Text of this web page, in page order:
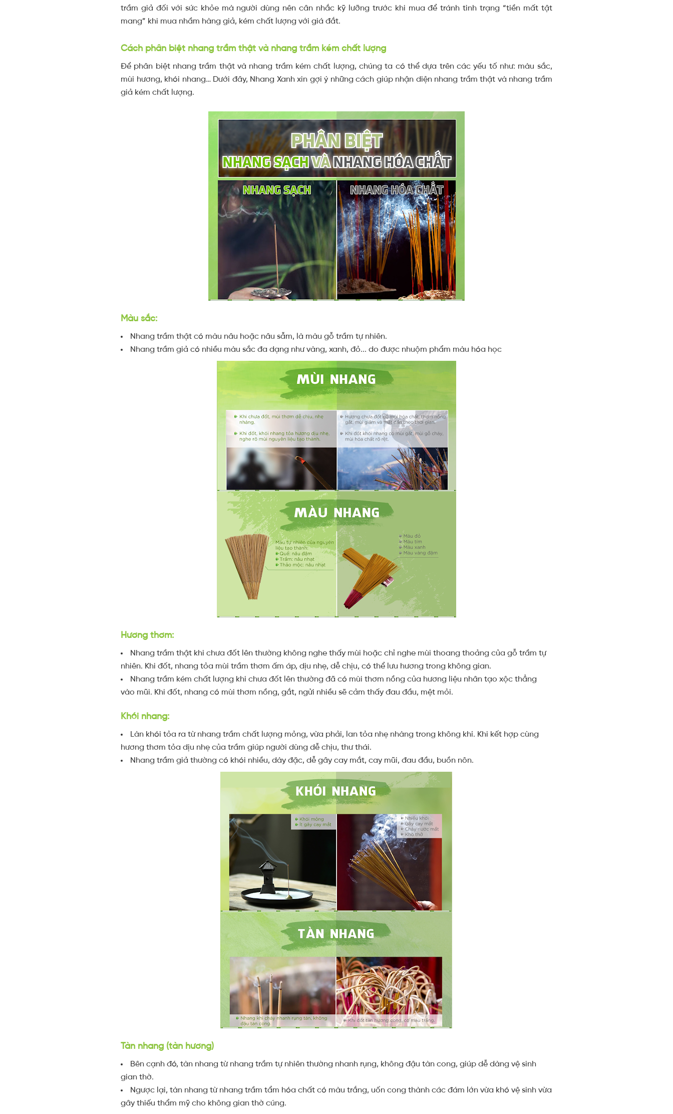
trầm giả đối với sức khỏe mà người dùng nên cân nhắc kỹ lưỡng trước khi mua để tránh tình trạng “tiền mất tật
mang” khi mua nhầm hàng giả, kém chất lượng với giá đắt.
Cách phân biệt nhang trầm thật và nhang trầm kém chất lượng
Để phân biệt nhang trầm thật và nhang trầm kém chất lượng, chúng ta có thể dựa trên các yếu tố như: màu sắc,
mùi hương, khói nhang… Dưới đây, Nhang Xanh xin gợi ý những cách giúp nhận diện nhang trầm thật và nhang trầm
giả kém chất lượng.
Màu sắc:
Nhang trầm thật có màu nâu hoặc nâu sẫm, là màu gỗ trầm tự nhiên.
Nhang trầm giả có nhiều màu sắc đa dạng như vàng, xanh, đỏ... do được nhuộm phẩm màu hóa học
Hương thơm:
Nhang trầm thật khi chưa đốt lên thường không nghe thấy mùi hoặc chỉ nghe mùi thoang thoảng của gỗ trầm tự
nhiên. Khi đốt, nhang tỏa mùi trầm thơm ấm áp, dịu nhẹ, dễ chịu, có thể lưu hương trong không gian.
Nhang trầm kém chất lượng khi chưa đốt lên thường đã có mùi thơm nồng của hương liệu nhân tạo xộc thẳng
vào mũi. Khi đốt, nhang có mùi thơm nồng, gắt, ngửi nhiều sẽ cảm thấy đau đầu, mệt mỏi.
Khói nhang:
Làn khói tỏa ra từ nhang trầm chất lượng mỏng, vừa phải, lan tỏa nhẹ nhàng trong không khí. Khi kết hợp cùng
hương thơm tỏa dịu nhẹ của trầm giúp người dùng dễ chịu, thư thái.
Nhang trầm giả thường có khói nhiều, dày đặc, dễ gây cay mắt, cay mũi, đau đầu, buồn nôn.
Tàn nhang (tàn hương)
Bên cạnh đó, tàn nhang từ nhang trầm tự nhiên thường nhanh rụng, không đậu tàn cong, giúp dễ dàng vệ sinh
gian thờ.
Ngược lại, tàn nhang từ nhang trầm tẩm hóa chất có màu trắng, uốn cong thành các đám lớn vừa khó vệ sinh vừa
gây thiếu thẩm mỹ cho không gian thờ cúng.